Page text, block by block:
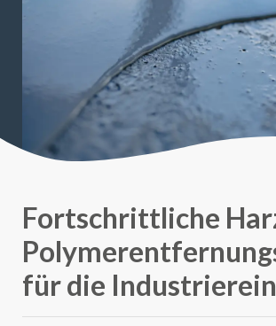
Fortschrittliche
für die